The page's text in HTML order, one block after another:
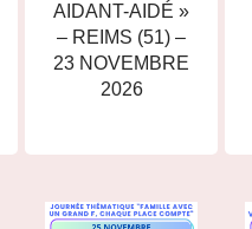
AIDANT-AIDÉ »
– REIMS (51) –
23 NOVEMBRE
2026